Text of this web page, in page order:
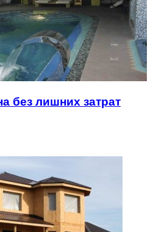
без лишних затрат